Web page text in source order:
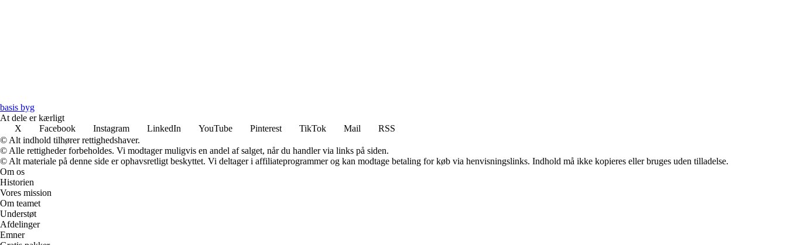
basis byg
At dele er kærligt
X
Facebook Instagram LinkedIn YouTube Pinterest TikTok Mail
RSS
© Alt indhold tilhører rettighedshaver.
© Alle rettigheder forbeholdes. Vi modtager muligvis en andel af salget, når du handler via links på siden.
© Alt materiale på denne side er ophavsretligt beskyttet. Vi deltager i affiliateprogrammer og kan modtage betaling for køb via henvisningslinks. Indhold må ikke kopieres eller bruges uden tilladelse.
Om os
Historien
Vores mission
Om teamet
Understøt
Afdelinger
Emner